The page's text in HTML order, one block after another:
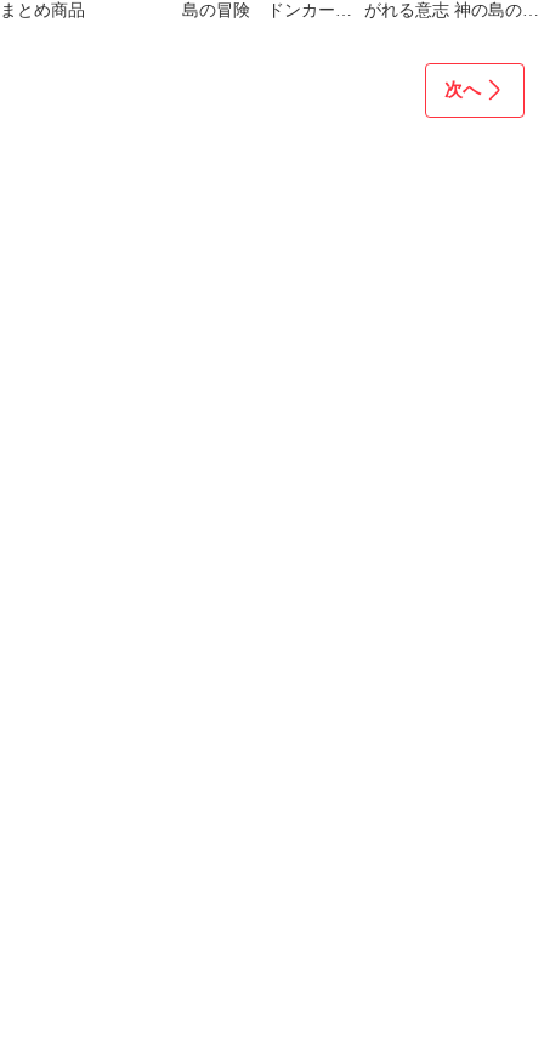
まとめ商品
島の冒険 ドンカード
がれる意志 神の島の冒
次へ